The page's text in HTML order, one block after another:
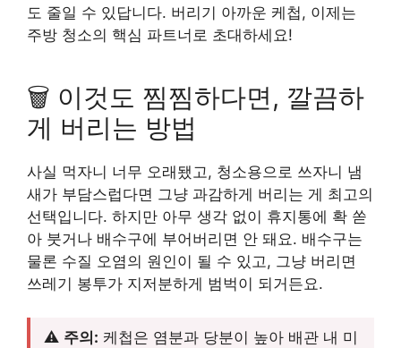
도 줄일 수 있답니다. 버리기 아까운 케첩, 이제는
주방 청소의 핵심 파트너로 초대하세요!
🗑️ 이것도 찜찜하다면, 깔끔하
게 버리는 방법
사실 먹자니 너무 오래됐고, 청소용으로 쓰자니 냄
새가 부담스럽다면 그냥 과감하게 버리는 게 최고의
선택입니다. 하지만 아무 생각 없이 휴지통에 확 쏟
아 붓거나 배수구에 부어버리면 안 돼요. 배수구는
물론 수질 오염의 원인이 될 수 있고, 그냥 버리면
쓰레기 봉투가 지저분하게 범벅이 되거든요.
⚠️ 주의: 케첩은 염분과 당분이 높아 배관 내 미